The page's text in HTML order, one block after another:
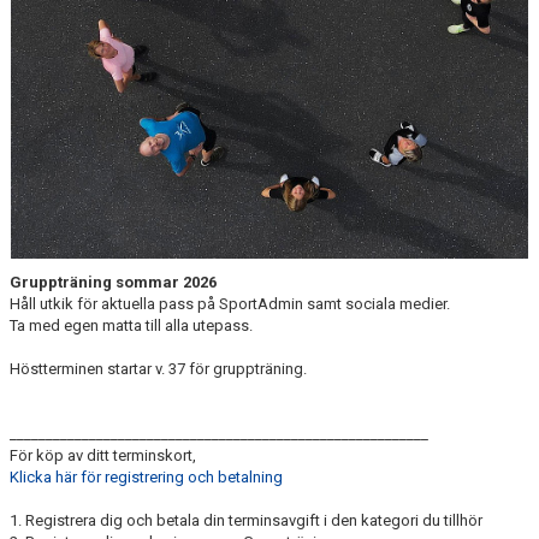
K & S
KETTLEBELL STRONG
PS-MOVEMENT
SOMA MOVE
STEG & STYRKA
STYRKA/STRETCH
Gruppträning sommar 2026
Håll utkik för aktuella pass på SportAdmin samt sociala medier.
Ta med egen matta till alla utepass.
Höstterminen startar v. 37 för gruppträning.
För köp av ditt terminskort,
Klicka här för registrering och betalning
1. Registrera dig och betala din terminsavgift i den kategori du tillhör